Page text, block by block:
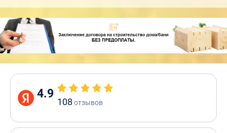
4.9
108 отзывов